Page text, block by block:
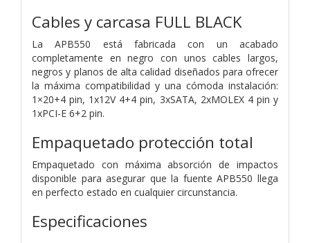
Cables y carcasa FULL BLACK
La APB550 está fabricada con un acabado
completamente en negro con unos cables largos,
negros y planos de alta calidad diseñados para ofrecer
la máxima compatibilidad y una cómoda instalación:
1×20+4 pin, 1x12V 4+4 pin, 3xSATA, 2xMOLEX 4 pin y
1xPCI-E 6+2 pin.
Empaquetado protección total
Empaquetado con máxima absorción de impactos
disponible para asegurar que la fuente APB550 llega
en perfecto estado en cualquier circunstancia.
Especificaciones